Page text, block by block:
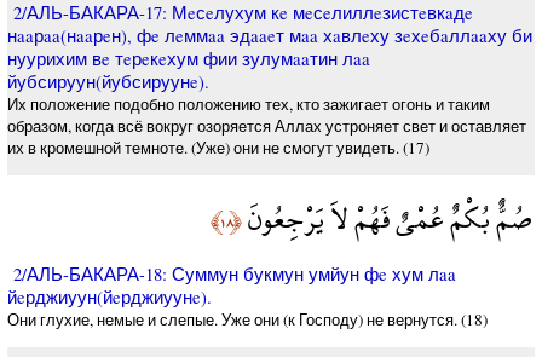
2/АЛЬ-БАКАРА-17: Мeсeлухум кe мeсeлиллeзистeвкaдe
нaaрaa(нaaрeн), фe лeммaa эдaaeт мaa хaвлeху зeхeбaллaaху би
нуурихим вe тeрeкeхум фии зулумaaтин лaa
йубсируун(йубсируунe).
Их положение подобно положению тех, кто зажигает огонь и таким
образом, когда всё вокруг озоряется Аллах устроняет свет и оставляет
их в кромешной темноте. (Уже) они не смогут увидеть. (17)
صُمٌّ بُكْمٌ عُمْيٌ فَهُمْ لاَ يَرْجِعُونَ﴿١٨﴾
2/АЛЬ-БАКАРА-18: Суммун букмун умйун фe хум лaa
йeрджиуун(йeрджиуунe).
Они глухие, немые и слепые. Уже они (к Господу) не вернутся. (18)